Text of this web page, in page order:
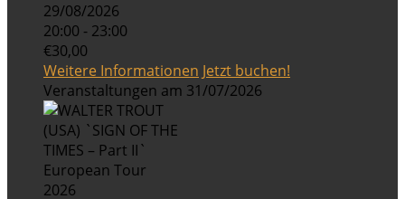
29/08/2026
20:00 - 23:00
€30,00
Weitere Informationen Jetzt buchen!
Veranstaltungen am 31/07/2026